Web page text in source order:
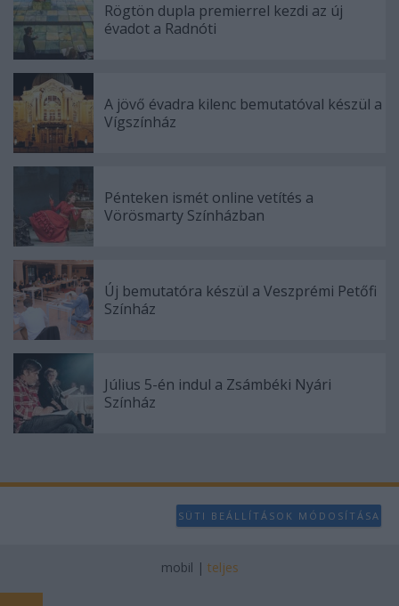
Rögtön dupla premierrel kezdi az új
évadot a Radnóti
A jövő évadra kilenc bemutatóval készül a
Vígszínház
Pénteken ismét online vetítés a
Vörösmarty Színházban
Új bemutatóra készül a Veszprémi Petőfi
Színház
Július 5-én indul a Zsámbéki Nyári
Színház
SÜTI BEÁLLÍTÁSOK MÓDOSÍTÁSA
mobil | teljes